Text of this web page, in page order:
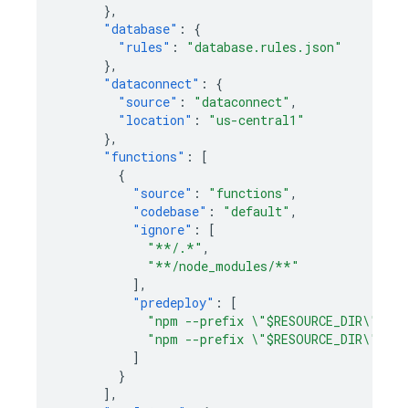
},
"database" :
{
"rules" :
"database.rules.json"
},
"dataconnect" :
{
"source" : "dataconnect" ,
"location" :
"us-central1"
},
"functions" :
[
{
"source" : "functions" ,
"codebase" : "default" ,
"ignore" :
[
"**/.*" ,
"**/node_modules/**"
],
"predeploy" :
[
"npm --prefix \"$RESOURCE_DIR\"
"npm --prefix \"$RESOURCE_DIR\"
]
}
],